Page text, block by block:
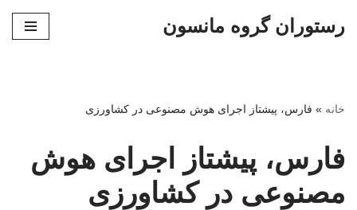
رستوران گروه مانسون
خانه » فارس، پیشتاز اجرای هوش مصنوعی در کشاورزی
فارس، پیشتاز اجرای هوش
مصنوعی در کشاورزی